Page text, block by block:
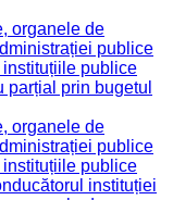
organele de
publice
publice
parțial prin bugetul
organele de
publice
publice
instituției